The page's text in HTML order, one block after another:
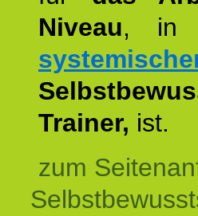
Niveau, in
Trainer, ist.
zum